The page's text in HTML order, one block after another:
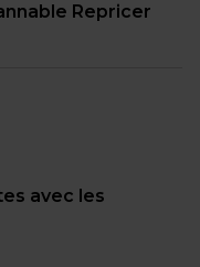
Repricer
avec les